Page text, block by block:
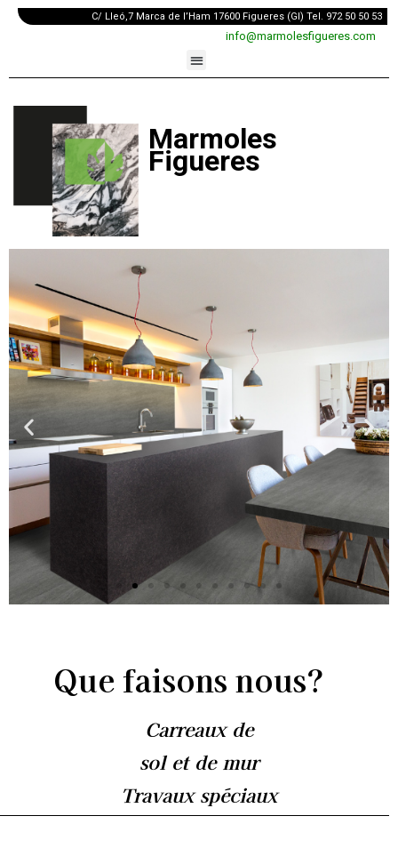
C/ Lleó,7 Marca de l’Ham 17600 Figueres (GI) Tel. 972 50 50 53
info@marmolesfigueres.com
Marmoles
Figueres
Que faisons nous?
Carreaux de
sol et de mur
Travaux spéciaux